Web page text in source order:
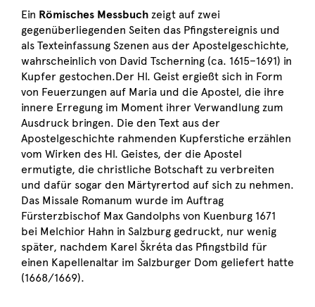
Ein Römisches Messbuch zeigt auf zwei
gegenüberliegenden Seiten das Pfingstereignis und
als Texteinfassung Szenen aus der Apostelgeschichte,
wahrscheinlich von David Tscherning (ca. 1615–1691) in
Kupfer gestochen.Der Hl. Geist ergießt sich in Form
von Feuerzungen auf Maria und die Apostel, die ihre
innere Erregung im Moment ihrer Verwandlung zum
Ausdruck bringen. Die den Text aus der
Apostelgeschichte rahmenden Kupferstiche erzählen
vom Wirken des Hl. Geistes, der die Apostel
ermutigte, die christliche Botschaft zu verbreiten
und dafür sogar den Märtyrertod auf sich zu nehmen.
Das Missale Romanum wurde im Auftrag
Fürsterzbischof Max Gandolphs von Kuenburg 1671
bei Melchior Hahn in Salzburg gedruckt, nur wenig
später, nachdem Karel Škréta das Pfingstbild für
einen Kapellenaltar im Salzburger Dom geliefert hatte
(1668/1669).